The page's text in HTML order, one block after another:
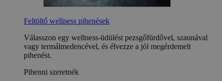
Feltöltő wellness pihenések
Válasszon egy wellness-üdülést pezsgőfürdővel, szaunával
vagy termálmedencével, és élvezze a jól megérdemelt
pihenést.
Pihenni szeretnék